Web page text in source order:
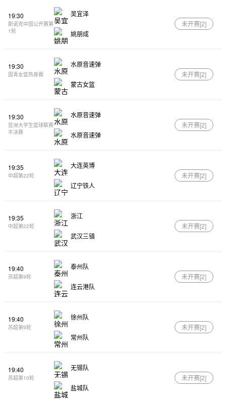
19:30
斯诺克中国公开赛第
1轮
吴宜泽
姚朋成
未开赛[2]
19:30
国青女篮热身赛
水原音速弹
蒙古女篮
未开赛[2]
19:30
亚洲大学生篮球联赛
半决赛
水原音速弹
水原音速弹
未开赛[2]
19:35
中超第22轮
大连英博
辽宁铁人
未开赛[2]
19:35
中超第22轮
浙江
武汉三镇
未开赛[2]
19:40
苏超第9轮
泰州队
连云港队
未开赛[2]
19:40
苏超第9轮
徐州队
常州队
未开赛[2]
19:40
苏超第10轮
无锡队
盐城队
未开赛[2]